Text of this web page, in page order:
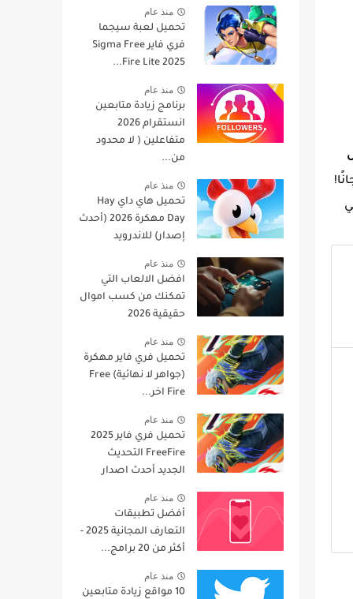
منذ عام
تحميل لعبة سيجما
فري فاير Sigma Free
Fire Lite 2025...
منذ عام
برنامج زيادة متابعين
انستقرام 2026
متفاعلين ( لا محدود
من...
منذ عام
تحميل هاي داي Hay
Day مهكرة 2026 (أحدث
إصدار) للاندرويد
منذ عام
افضل الالعاب التي
تمكنك من كسب اموال
حقيقية 2026
منذ عام
تحميل فري فاير مهكرة
(جواهر لا نهائية) Free
Fire اخر...
منذ عام
تحميل فري فاير 2025
FreeFire التحديث
الجديد أحدث اصدار
منذ عام
أفضل تطبيقات
التعارف المجانية 2025 -
أكثر من 20 برامج...
منذ عام
10 مواقع زيادة متابعين